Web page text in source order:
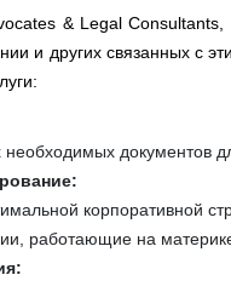
& Legal
и других связанных с
документов
корпоративной
работающие на